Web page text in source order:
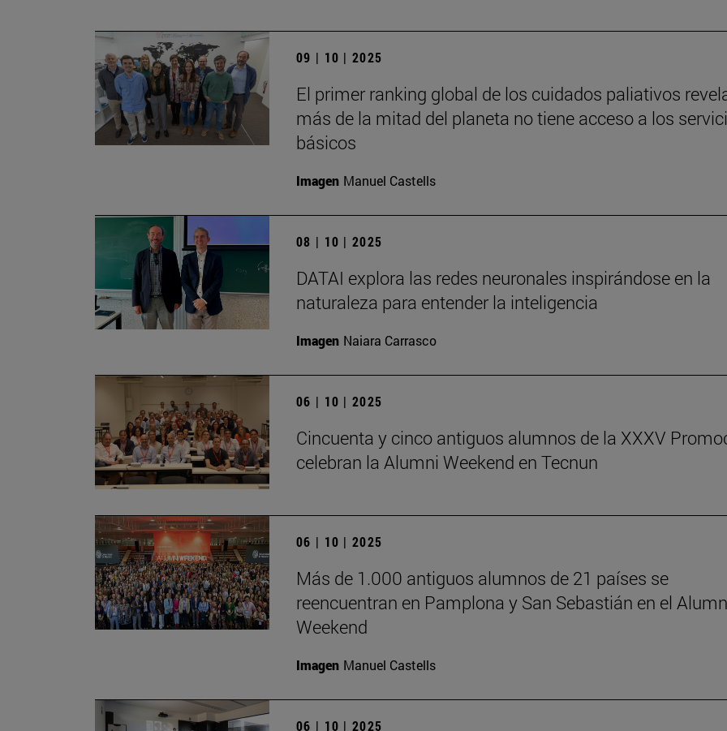
09 | 10 | 2025
El primer ranking global de los cuidados paliativos
más de la mitad del planeta no tiene acceso a los
básicos
Imagen Manuel Castells
08 | 10 | 2025
DATAI explora las redes neuronales inspirándose en la
naturaleza para entender la inteligencia
Imagen Naiara Carrasco
06 | 10 | 2025
Cincuenta y cinco antiguos alumnos de la XXXV
celebran la Alumni Weekend en Tecnun
06 | 10 | 2025
Más de 1.000 antiguos alumnos de 21 países se
reencuentran en Pamplona y San Sebastián en el
Weekend
Imagen Manuel Castells
06 | 10 | 2025